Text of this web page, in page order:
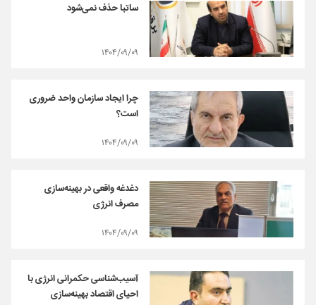
ساتبا حذف نمی‌شود
۱۴۰۴/۰۹/۰۹
چرا ایجاد سازمان واحد ضروری
است؟
۱۴۰۴/۰۹/۰۹
دغدغه واقعی در بهینه‌‌سازی
مصرف انرژی
۱۴۰۴/۰۹/۰۹
آسیب‌شناسی حکمرانی انرژی با
احیای اقتصاد بهینه‌سازی